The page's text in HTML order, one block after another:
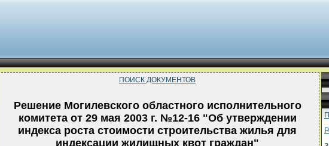
ПОИСК ДОКУМЕНТОВ
Решение Могилевского областного исполнительного
комитета от 29 мая 2003 г. №12-16 "Об утверждении
индекса роста стоимости строительства жилья для
индексации жилищных квот граждан"